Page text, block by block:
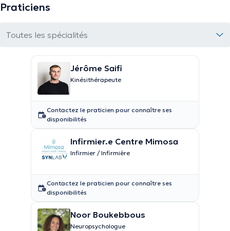
Praticiens
Toutes les spécialités
Jérôme Saifi
Kinésithérapeute
Contactez le praticien pour connaître ses
disponibilités
Infirmier.e Centre Mimosa
Infirmier / Infirmière
Contactez le praticien pour connaître ses
disponibilités
Noor Boukebbous
Neuropsychologue